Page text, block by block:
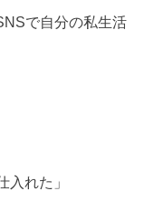
で自分の私生活
れた」